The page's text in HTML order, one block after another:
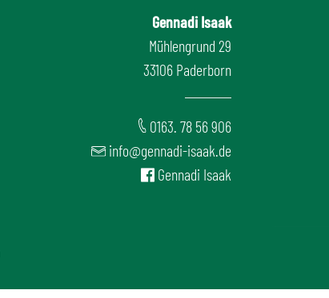
Gennadi Isaak
Mühlengrund 29
33106 Paderborn
0163. 78 56 906
info@gennadi-isaak.de
Gennadi Isaak